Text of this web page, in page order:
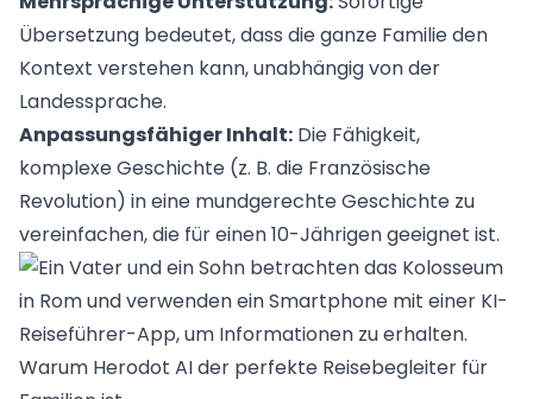
Übersetzung bedeutet, dass die ganze Familie den
Kontext verstehen kann, unabhängig von der
Landessprache.
Anpassungsfähiger Inhalt: Die Fähigkeit,
komplexe Geschichte (z. B. die Französische
Revolution) in eine mundgerechte Geschichte zu
vereinfachen, die für einen 10-Jährigen geeignet ist.
Warum Herodot AI der perfekte Reisebegleiter für